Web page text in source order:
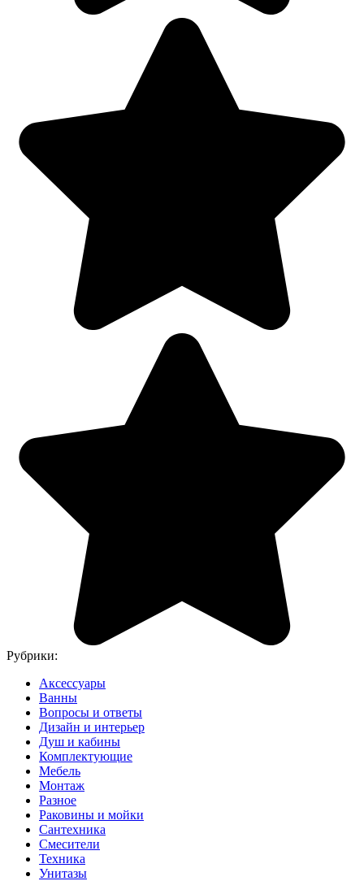
Рубрики:
Аксессуары
Ванны
Вопросы и ответы
Дизайн и интерьер
Душ и кабины
Комплектующие
Мебель
Монтаж
Разное
Раковины и мойки
Сантехника
Смесители
Техника
Унитазы